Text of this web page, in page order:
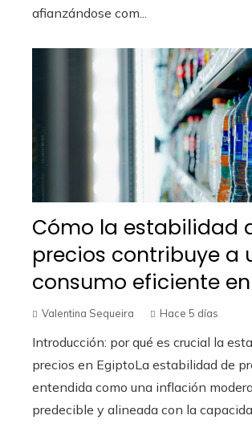
afianzándose com...
Cómo la estabilidad
precios contribuye a
consumo eficiente
Valentina Sequeira Hace 5 días
Introducción: por qué es crucial la
precios en EgiptoLa estabilidad de
entendida como una inflación
predecible y alineada con la